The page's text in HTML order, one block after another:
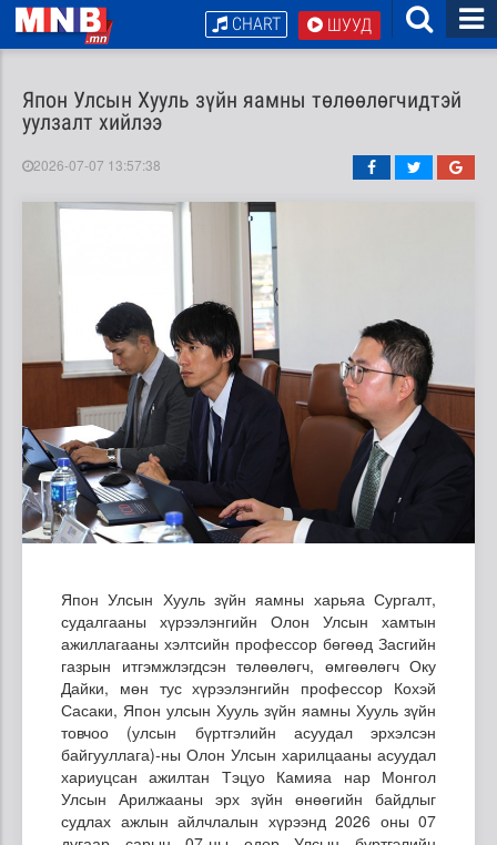
ШУУД
CHART
Япон Улсын Хууль зүйн яамны төлөөлөгчидтэй
уулзалт хийлээ
2026-07-07 13:57:38
Япон Улсын Хууль зүйн яамны харьяа Сургалт,
судалгааны хүрээлэнгийн Олон Улсын хамтын
ажиллагааны хэлтсийн профессор бөгөөд Засгийн
газрын итгэмжлэгдсэн төлөөлөгч, өмгөөлөгч Оку
Дайки, мөн тус хүрээлэнгийн профессор Кохэй
Сасаки, Япон улсын Хууль зүйн яамны Хууль зүйн
товчоо (улсын бүртгэлийн асуудал эрхэлсэн
байгууллага)-ны Олон Улсын харилцааны асуудал
хариуцсан ажилтан Тэцуо Камияа нар Монгол
Улсын Арилжааны эрх зүйн өнөөгийн байдлыг
судлах ажлын айлчлалын хүрээнд 2026 оны 07